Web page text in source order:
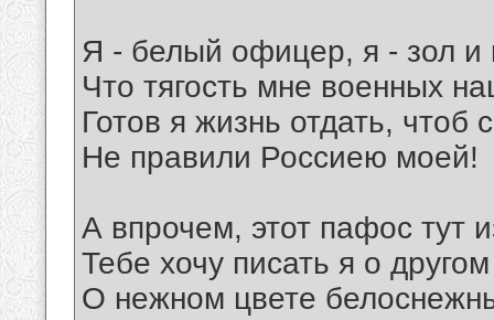
Я - белый офицер, я - зол и
Что тягость мне военных
Готов я жизнь отдать, чтоб
Не правили Россиею моей!
А впрочем, этот пафос тут
Тебе хочу писать я о
О нежном цвете